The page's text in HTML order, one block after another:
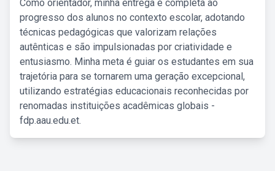
Como orientador, minha entrega é completa ao
progresso dos alunos no contexto escolar, adotando
técnicas pedagógicas que valorizam relações
autênticas e são impulsionadas por criatividade e
entusiasmo. Minha meta é guiar os estudantes em sua
trajetória para se tornarem uma geração excepcional,
utilizando estratégias educacionais reconhecidas por
renomadas instituições acadêmicas globais -
fdp.aau.edu.et.